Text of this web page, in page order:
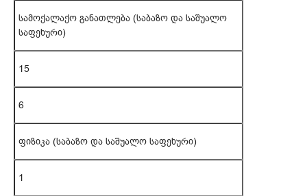
სამოქალაქო განათლება (საბაზო და საშუალო
საფეხური)
15
6
ფიზიკა (საბაზო და საშუალო საფეხური)
1